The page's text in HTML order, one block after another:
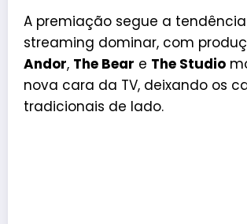
A premiação segue a
streaming dominar, com
Andor, The Bear e The Studio
nova cara da TV, deixando os
tradicionais de lado.